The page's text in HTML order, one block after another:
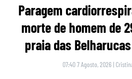
Paragem
morte de homem de
praia das
07:40 7 Agosto, 2026 |